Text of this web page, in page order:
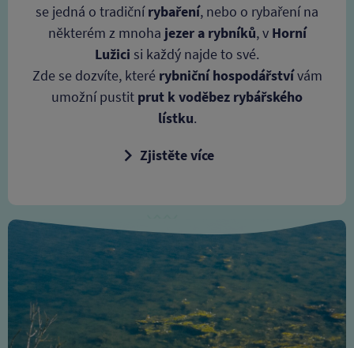
se jedná o tradičnírybaření, nebo o rybaření na
některém z mnoha jezer a rybníků, v Horní
Lužici si každý najde to své.
Zde se dozvíte, které rybniční hospodářstvívám
umožní pustit prut k voděbez rybářského
lístku.
Zjistěte více